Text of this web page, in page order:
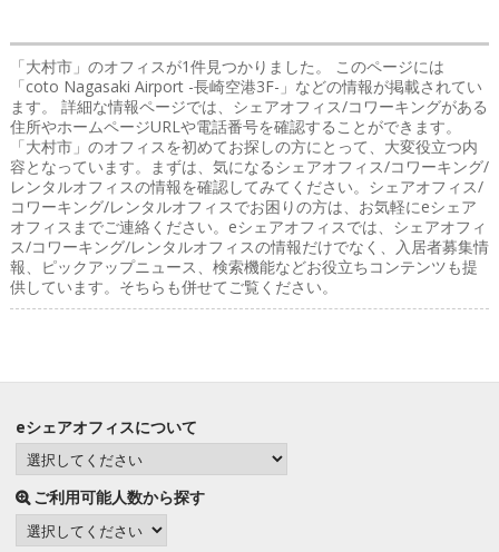
「大村市」のオフィスが1件見つかりました。 このページには
「coto Nagasaki Airport -長崎空港3F-」などの情報が掲載されてい
ます。 詳細な情報ページでは、シェアオフィス/コワーキングがある
住所やホームページURLや電話番号を確認することができます。
「大村市」のオフィスを初めてお探しの方にとって、大変役立つ内
容となっています。まずは、気になるシェアオフィス/コワーキング/
レンタルオフィスの情報を確認してみてください。シェアオフィス/
コワーキング/レンタルオフィスでお困りの方は、お気軽にeシェア
オフィスまでご連絡ください。eシェアオフィスでは、シェアオフィ
ス/コワーキング/レンタルオフィスの情報だけでなく、入居者募集情
報、ピックアップニュース、検索機能などお役立ちコンテンツも提
供しています。そちらも併せてご覧ください。
eシェアオフィスについて
ご利用可能人数から探す